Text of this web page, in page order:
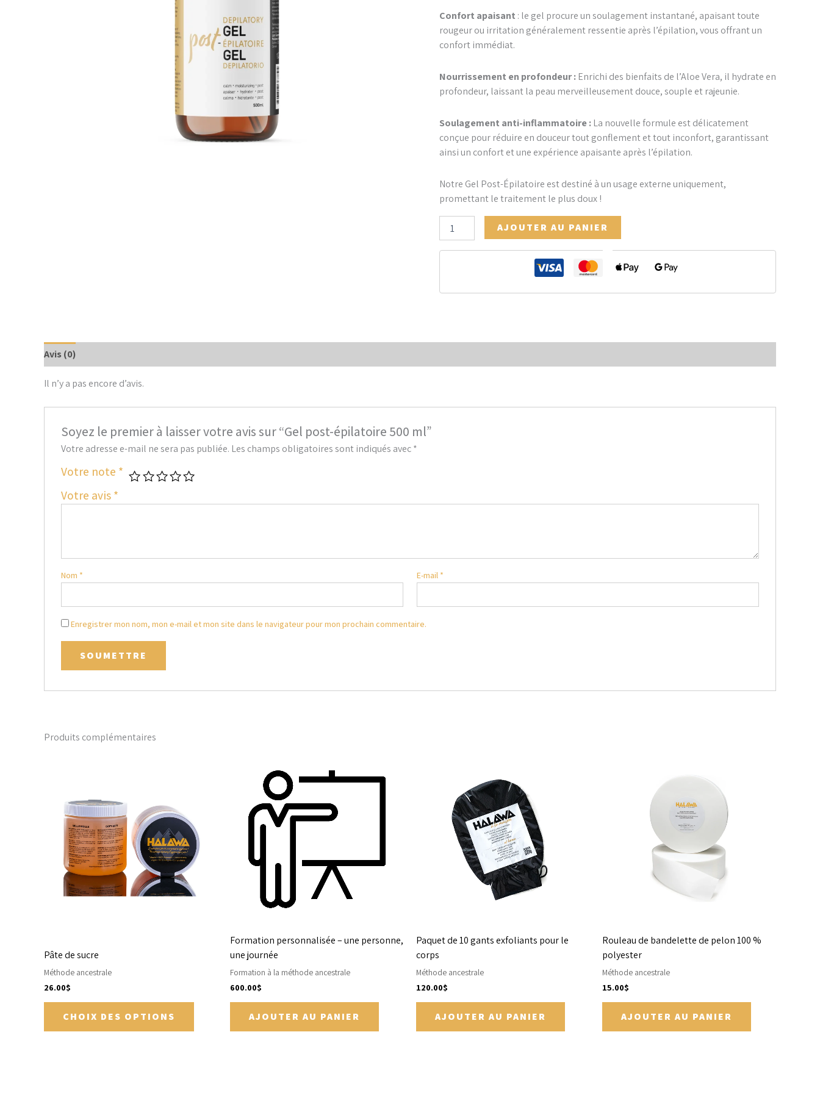
Confort apaisant : le gel procure un soulagement instantané, apaisant toute
rougeur ou irritation généralement ressentie après l’épilation, vous offrant un
confort immédiat.
Nourrissement en profondeur :Enrichi des bienfaits de l’Aloe Vera, il hydrate en
profondeur, laissant la peau merveilleusement douce, souple et rajeunie.
Soulagement anti-inflammatoire :La nouvelle formule est délicatement
conçue pour réduire en douceur tout gonflement et tout inconfort, garantissant
ainsi un confort et une expérience apaisante après l’épilation.
Notre Gel Post-Épilatoire est destiné à un usage externe uniquement,
promettant le traitement le plus doux !
AJOUTER AU PANIER
Avis (0)
Il n’y a pas encore d’avis.
Soyez le premier à laisser votre avis sur “Gel post-épilatoire 500 ml”
Votre adresse e-mail ne sera pas publiée. Les champs obligatoires sont indiqués avec*
Votre note *
Votre avis*
Nom * E-mail *
Enregistrer mon nom, mon e-mail et mon site dans le navigateur pour mon prochain commentaire.
Produits complémentaires
Pâte de sucre
Méthode ancestrale
26.00$
CHOIX DES OPTIONS
Les
options
peuvent
choisies
Formation personnalisée – une personne,
une journée
Formation à la méthode ancestrale
600.00$
AJOUTER AU PANIER
Paquet de 10 gants exfoliants pour le
corps
Méthode ancestrale
120.00$
AJOUTER AU PANIER
Rouleau de bandelette de pelon 100 %
polyester
Méthode ancestrale
15.00$
AJOUTER AU PANIER